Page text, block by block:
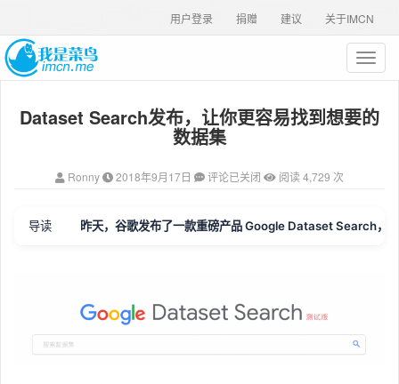
关于IMCN
建议
捐赠
用户登录
T
o
g
i
Dataset Search发布，让你更容易找到想要的
数据集
Ronny 2018年9月17日 评论已关闭 阅读 4,729 次
导读 昨天，谷歌发布了一款重磅产品 Google Dataset Search，